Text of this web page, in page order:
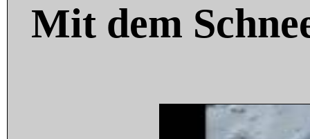
Mit dem